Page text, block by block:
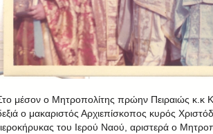
μέσον ο Μητροπολίτης πρώην Πειραιώς κ.κ
ο μακαριστός Αρχιεπίσκοπος κυρός
του Ιερού Ναού, αριστερά ο